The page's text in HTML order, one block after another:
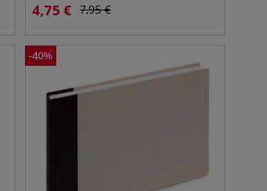
4,75 € 7,95€
-40%